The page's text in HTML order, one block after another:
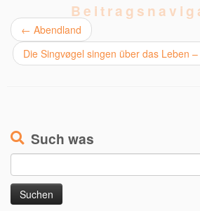
← Abendland
Die Singvøgel singen über das Leben
Such was
nach: